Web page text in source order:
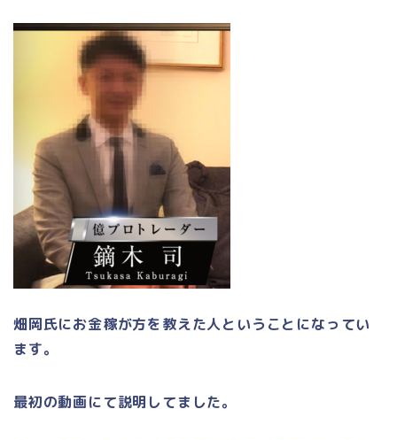
畑岡氏にお金稼が方を教えた人ということになってい
ます。
最初の動画にて説明してました。